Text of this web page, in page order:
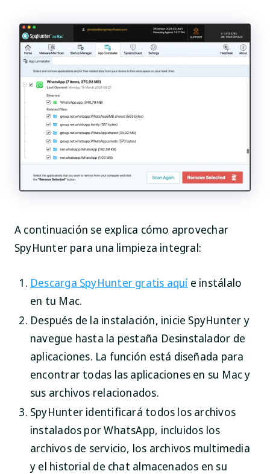
A continuación se explica cómo aprovechar
SpyHunter para una limpieza integral:
Descarga SpyHunter gratis aquíe instálalo
en tu Mac.
Después de la instalación, inicie SpyHunter y
navegue hasta la pestaña Desinstalador de
aplicaciones. La función está diseñada para
encontrar todas las aplicaciones en su Mac y
sus archivos relacionados.
SpyHunter identificará todos los archivos
instalados por WhatsApp, incluidos los
archivos de servicio, los archivos multimedia
y el historial de chat almacenados en su